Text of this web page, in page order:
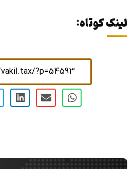
لینک کوتاه:
?p=54593